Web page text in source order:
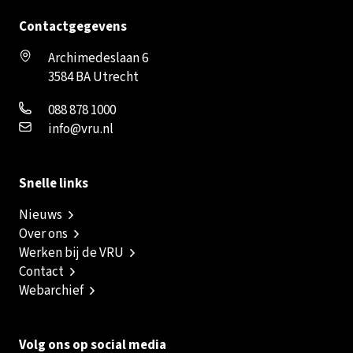
Contactgegevens
Archimedeslaan 6
3584 BA Utrecht
088 878 1000
info@vru.nl
Snelle links
Nieuws
Over ons
Werken bij de VRU
Contact
Webarchief
Volg ons op social media